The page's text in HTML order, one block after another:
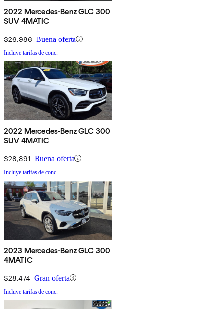
2022 Mercedes-Benz GLC 300
SUV 4MATIC
$26,986 Buena oferta
Incluye tarifas de conc.
2022 Mercedes-Benz GLC 300
SUV 4MATIC
$28,891 Buena oferta
Incluye tarifas de conc.
2023 Mercedes-Benz GLC 300
4MATIC
$28,474 Gran oferta
Incluye tarifas de conc.